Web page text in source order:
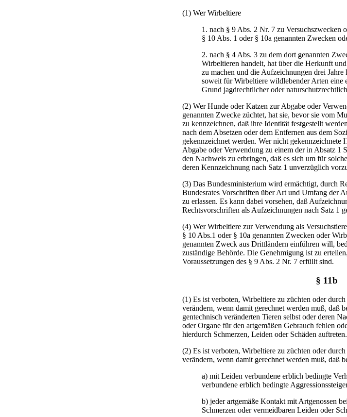
(1) Wer Wirbeltiere
1. nach § 9 Abs. 2 Nr. 7 zu Versuchszwecken
§ 10 Abs. 1 oder § 10a genannten Zwecken
2. nach § 4 Abs. 3 zu dem dort genannten
Wirbeltieren handelt, hat über die Herkunft
zu machen und die Aufzeichnungen drei
soweit für Wirbeltiere wildlebender Arten eine
Grund jagdrechtlicher oder
(2) Wer Hunde oder Katzen zur Abgabe oder
genannten Zwecke züchtet, hat sie, bevor sie vom
zu kennzeichnen, daß ihre Identität festgestellt
nach dem Absetzen oder dem Entfernen aus dem
gekennzeichnet werden. Wer nicht
Abgabe oder Verwendung zu einem der in Absatz 1
den Nachweis zu erbringen, daß es sich um für
deren Kennzeichnung nach Satz 1 unverzüglich
(3) Das Bundesministerium wird ermächtigt, durch
Bundesrates Vorschriften über Art und Umfang der
zu erlassen. Es kann dabei vorsehen, daß
Rechtsvorschriften als Aufzeichnungen nach Satz 1
(4) Wer Wirbeltiere zur Verwendung als
§ 10 Abs.1 oder § 10a genannten Zwecken oder
genannten Zweck aus Drittländern einführen will,
zuständige Behörde. Die Genehmigung ist zu
Voraussetzungen des § 9 Abs. 2 Nr. 7 erfüllt sind.
§ 11b
(1) Es ist verboten, Wirbeltiere zu züchten oder
verändern, wenn damit gerechnet werden muß, daß
gentechnisch veränderten Tieren selbst oder deren
oder Organe für den artgemäßen Gebrauch fehlen
hierdurch Schmerzen, Leiden oder Schäden auftreten.
(2) Es ist verboten, Wirbeltiere zu züchten oder
verändern, wenn damit gerechnet werden muß, daß
a) mit Leiden verbundene erblich bedingte
verbundene erblich bedingte
b) jeder artgemäße Kontakt mit Artgenossen
Schmerzen oder vermeidbaren Leiden oder